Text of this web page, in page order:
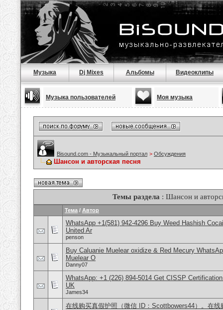
Музыка Dj Mixes Альбомы Видеоклипы
Музыка пользователей Моя музыка
Bisound.com - Музыкальный портал > Обсуждения
Шансон и авторская песня
Темы раздела : Шансон и
Тема / Автор
WhatsApp +1(581) 942-4296 Buy Weed Hashish
United Ar
penson
Buy Caluanie Muelear oxidize & Red Mecury
Muelear O
Danny07
WhatsApp: +1 (226) 894-5014​ Get CISSP
UK
James34
在线购买真假护照（微信 ID：Scottbowers44）。在